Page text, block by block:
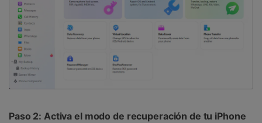
Paso 2: Activa el modo de recuperación de tu iPhone